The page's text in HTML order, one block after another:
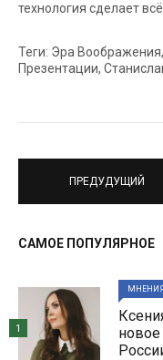
технология сделает
Теги: Эра
Презентации,
ПРЕДУДУЩИЙ
САМОЕ ПОПУЛЯРНОЕ
МНЕНИЯ
1